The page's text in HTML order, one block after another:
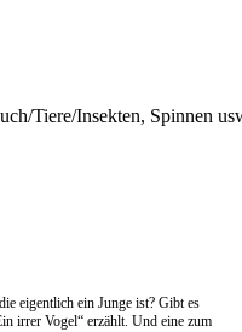
Tiere/Insekten, Spinnen
eigentlich ein Junge ist? Gibt es
irrer Vogel“ erzählt. Und eine zum